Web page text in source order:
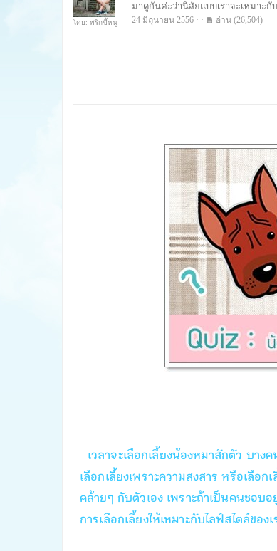
โดย: พริกขี้หนู
มาดูกันค่ะว่านิสัยแบบเราจะเหมาะ
24 มิถุนายน 2556 · · อ่าน (26,504)
เวลาจะเลือกเลี้ยงน้องหมาสักตัว บาง
เลือกเลี้ยงเพราะความสงสาร หรือเลือ
คล้ายๆ กับตัวเอง เพราะถ้าเป็นคนชอบ
การเลือกเลี้ยงให้เหมาะกับไลฟ์สไตล์ขอ